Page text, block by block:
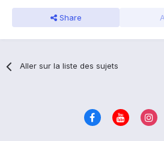
Share
Aller sur la liste des sujets